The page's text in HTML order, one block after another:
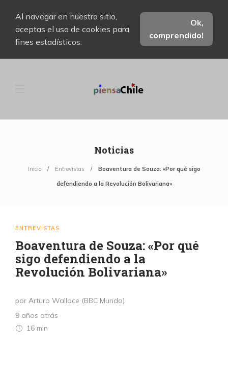
Al navegar en nuestro sitio,
aceptas el uso de cookies para
fines estadísticos.
Ok,
comprendido!
Noticias
Inicio Entrevistas Boaventura de Souza: «Por qué sigo
defendiendo a la Revolución Bolivariana»
ENTREVISTAS
Boaventura de Souza: «Por qué
sigo defendiendo a la
Revolución Bolivariana»
por Arturo Wallace (BBC Mundo)
9 años atrás
16 min